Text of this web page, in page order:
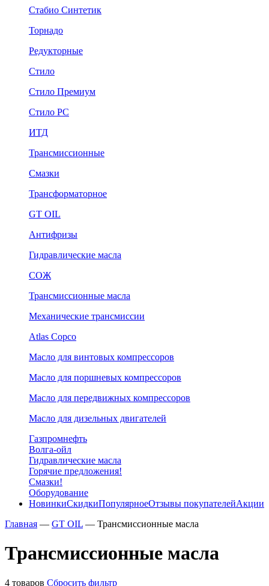
Стабио Синтетик
Торнадо
Редукторные
Стило
Стило Премиум
Стило РС
ИТД
Трансмиссионные
Смазки
Трансформаторное
GT OIL
Антифризы
Гидравлические масла
СОЖ
Трансмиссионные масла
Механические трансмиссии
Atlas Copco
Масло для винтовых компрессоров
Масло для поршневых компрессоров
Масло для передвижных компрессоров
Масло для дизельных двигателей
Газпромнефть
Волга-ойл
Гидравлические масла
Горячие предложения!
Смазки!
Оборудование
НовинкиСкидкиПопулярноеОтзывы покупателейАкции
Главная — GT OIL — Трансмиссионные масла
Трансмиссионные масла
4 товаров Сбросить фильтр